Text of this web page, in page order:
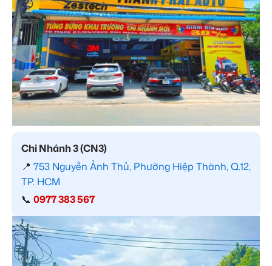
Chi Nhánh 3 (CN3)
📍 753 Nguyễn Ảnh Thủ, Phường Hiệp Thành, Q.12,
TP. HCM
📞 0977 383 567